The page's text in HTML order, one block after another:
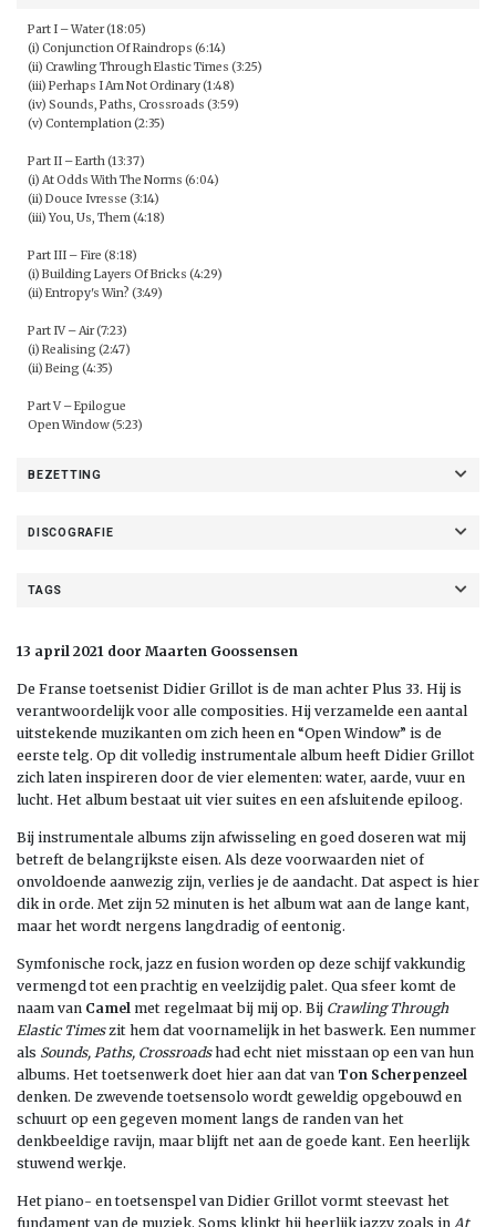
Part I – Water (18:05)
(i) Conjunction Of Raindrops (6:14)
(ii) Crawling Through Elastic Times (3:25)
(iii) Perhaps I Am Not Ordinary (1:48)
(iv) Sounds, Paths, Crossroads (3:59)
(v) Contemplation (2:35)
Part II – Earth (13:37)
(i) At Odds With The Norms (6:04)
(ii) Douce Ivresse (3:14)
(iii) You, Us, Them (4:18)
Part III – Fire (8:18)
(i) Building Layers Of Bricks (4:29)
(ii) Entropy's Win? (3:49)
Part IV – Air (7:23)
(i) Realising (2:47)
(ii) Being (4:35)
Part V – Epilogue
Open Window (5:23)
BEZETTING
DISCOGRAFIE
TAGS
13 april 2021 door Maarten Goossensen
De Franse toetsenist Didier Grillot is de man achter Plus 33. Hij is
verantwoordelijk voor alle composities. Hij verzamelde een aantal
uitstekende muzikanten om zich heen en “Open Window” is de
eerste telg. Op dit volledig instrumentale album heeft Didier Grillot
zich laten inspireren door de vier elementen: water, aarde, vuur en
lucht. Het album bestaat uit vier suites en een afsluitende epiloog.
Bij instrumentale albums zijn afwisseling en goed doseren wat mij
betreft de belangrijkste eisen. Als deze voorwaarden niet of
onvoldoende aanwezig zijn, verlies je de aandacht. Dat aspect is hier
dik in orde. Met zijn 52 minuten is het album wat aan de lange kant,
maar het wordt nergens langdradig of eentonig.
Symfonische rock, jazz en fusion worden op deze schijf vakkundig
vermengd tot een prachtig en veelzijdig palet. Qua sfeer komt de
naam van Camel met regelmaat bij mij op. Bij Crawling Through
Elastic Timeszit hem dat voornamelijk in het baswerk. Een nummer
als Sounds, Paths, Crossroadshad echt niet misstaan op een van hun
albums. Het toetsenwerk doet hier aan dat van Ton Scherpenzeel
denken. De zwevende toetsensolo wordt geweldig opgebouwd en
schuurt op een gegeven moment langs de randen van het
denkbeeldige ravijn, maar blijft net aan de goede kant. Een heerlijk
stuwend werkje.
Het piano- en toetsenspel van Didier Grillot vormt steevast het
fundament van de muziek. Soms klinkt hij heerlijk jazzy zoals in At